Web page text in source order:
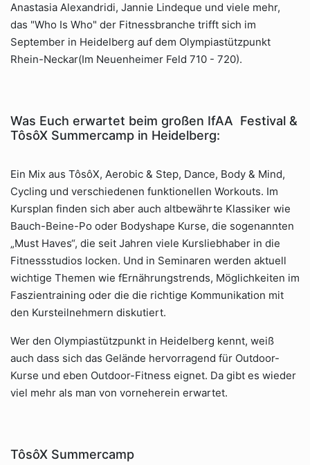
Anastasia Alexandridi, Jannie Lindeque und viele mehr,
das "Who Is Who" der Fitnessbranche trifft sich im
September in Heidelberg auf dem Olympiastützpunkt
Rhein-Neckar(Im Neuenheimer Feld 710 - 720).
Was Euch erwartet beim großen IfAA Festival &
TôsôX Summercamp in Heidelberg:
Ein Mix aus TôsôX, Aerobic & Step, Dance, Body & Mind,
Cycling und verschiedenen funktionellen Workouts. Im
Kursplan finden sich aber auch altbewährte Klassiker wie
Bauch-Beine-Po oder Bodyshape Kurse, die sogenannten
„Must Haves“, die seit Jahren viele Kursliebhaber in die
Fitnessstudios locken. Und in Seminaren werden aktuell
wichtige Themen wie fErnährungstrends, Möglichkeiten im
Faszientraining oder die die richtige Kommunikation mit
den Kursteilnehmern diskutiert.
Wer den Olympiastützpunkt in Heidelberg kennt, weiß
auch dass sich das Gelände hervorragend für Outdoor-
Kurse und eben Outdoor-Fitness eignet. Da gibt es wieder
viel mehr als man von vorneherein erwartet.
TôsôX Summercamp